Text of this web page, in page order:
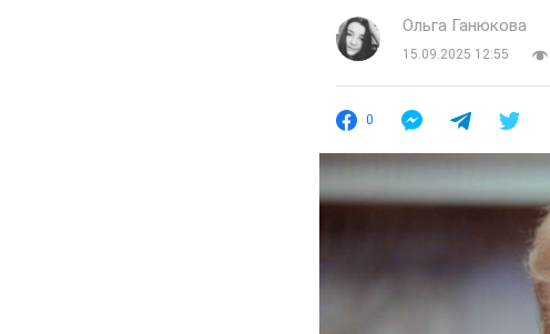
Ольга Ганюкова
15.09.2025 12:55
0